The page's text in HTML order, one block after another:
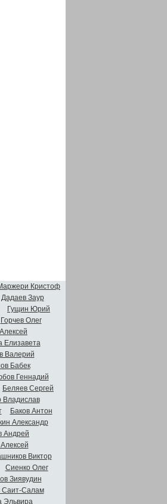
Кристоф
Дадаев Заур
Гущин Юрий
Горчев Олег
Елизавета
Валерий
Бабек
Геннадий
Беляев Сергей
Владислав
Баков Антон
Александр
Андрей
Виктор
Сиенко Олег
Зиявудин
Саит-Салам
Эльвира